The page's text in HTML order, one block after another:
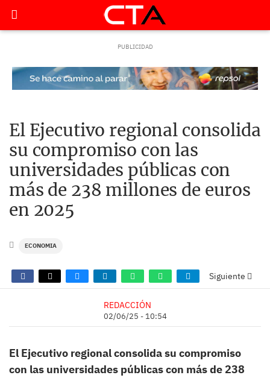
El Ejecutivo regional consolida
su compromiso con las
universidades públicas con
más de 238 millones de euros
en 2025
ECONOMIA
Siguiente
REDACCIÓN
02/06/25 - 10:54
El Ejecutivo regional consolida su compromiso
con las universidades públicas con más de 238